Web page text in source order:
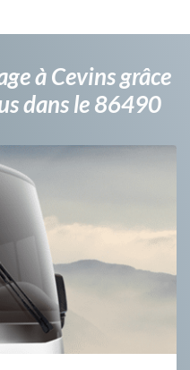
à Cevins grâce
dans le 86490